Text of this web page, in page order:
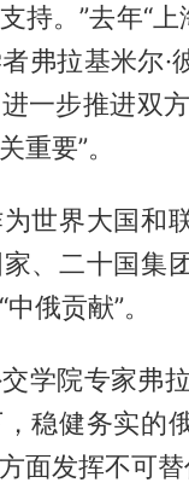
持。”去年“
弗拉基米尔
一步推进双
重要”。
世界大国和
、二十国集
俄贡献”。
学院专家弗
稳健务实的
面发挥不可替